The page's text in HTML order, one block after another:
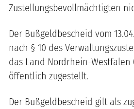
Zustellungsbevollmächtigten
Der Bußgeldbescheid vom
nach § 10 des
das Land Nordrhein-Westfalen
öffentlich zugestellt.
Der Bußgeldbescheid gilt als